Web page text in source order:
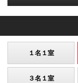
１名１室
３名１室